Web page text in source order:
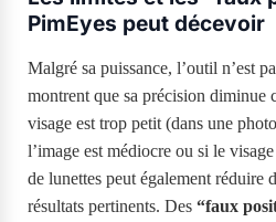
PimEyes peut décevoir
Malgré sa puissance, l’outil n’est
montrent que sa précision diminue
visage est trop petit (dans une
l’image est médiocre ou si le
de lunettes peut également réduire
résultats pertinents. Des “faux